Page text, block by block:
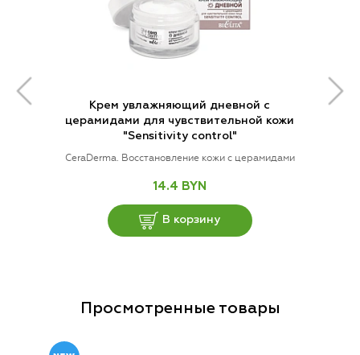
Крем увлажняющий дневной с
церамидами для чувствительной кожи
"Sensitivity control"
CeraDermа. Восстановление кожи с церамидами
14.4 BYN
В корзину
Просмотренные товары